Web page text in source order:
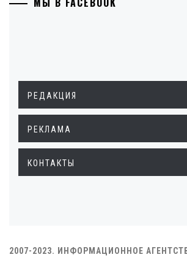
РЕДАКЦИЯ
РЕКЛАМА
КОНТАКТЫ
2007-2023. ИНФОРМАЦИОННОЕ